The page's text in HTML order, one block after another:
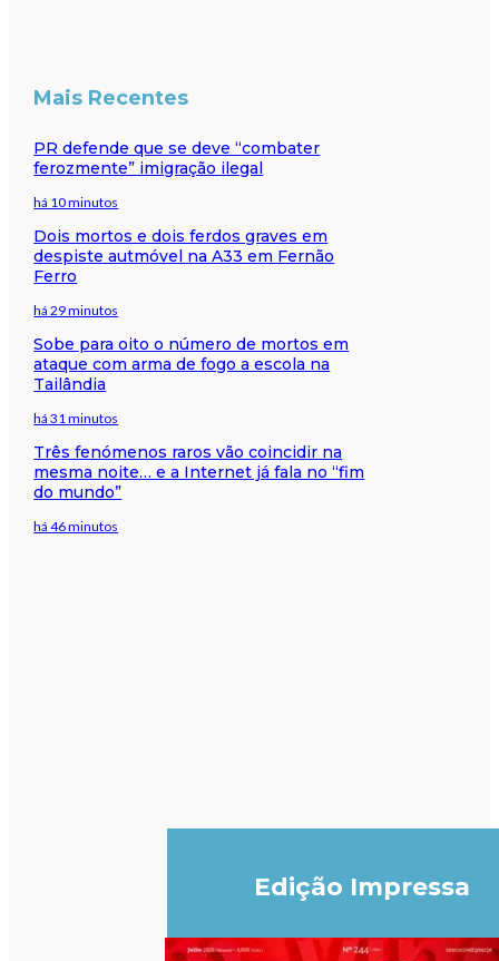
Mais Recentes
PR defende que se deve “combater
ferozmente” imigração ilegal
há 10 minutos
Dois mortos e dois ferdos graves em
despiste autmóvel na A33 em Fernão
Ferro
há 29 minutos
Sobe para oito o número de mortos em
ataque com arma de fogo a escola na
Tailândia
há 31 minutos
Três fenómenos raros vão coincidir na
mesma noite… e a Internet já fala no “fim
do mundo”
há 46 minutos
Edição Impressa